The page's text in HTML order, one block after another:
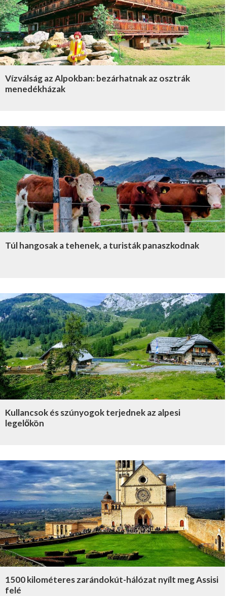
Vízválság az Alpokban: bezárhatnak az osztrák
menedékházak
Túl hangosak a tehenek, a turisták panaszkodnak
Kullancsok és szúnyogok terjednek az alpesi
legelőkön
1500 kilométeres zarándokút-hálózat nyílt meg Assisi
felé